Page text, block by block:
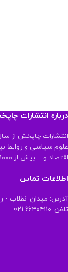
درباره انتشارات
علوم سیاسی و روابط
اقتصاد و ... بیش از ۱۰۰۰ عنوان کتاب روانه بازار نشر کرده است .
اطلاعات تماس
آدرس: میدان انقلاب -
تلفن: ۶۶۴۰۴۱۱۰ 021